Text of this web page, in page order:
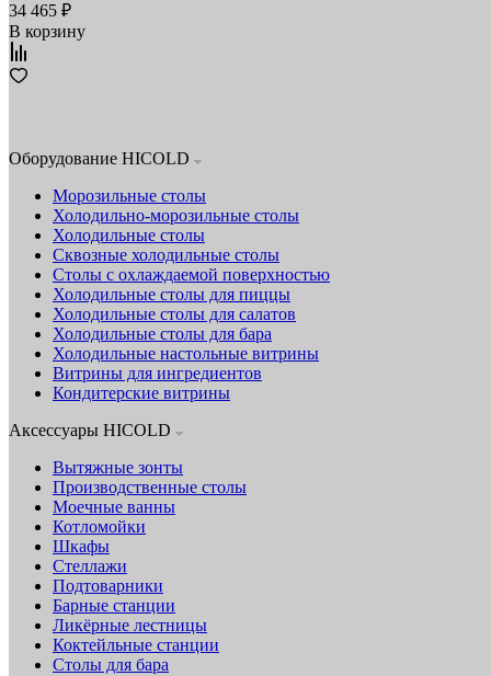
34 465 ₽
В корзину
Оборудование HICOLD
Морозильные столы
Холодильно-морозильные столы
Холодильные столы
Сквозные холодильные столы
Столы с охлаждаемой поверхностью
Холодильные столы для пиццы
Холодильные столы для салатов
Холодильные столы для бара
Холодильные настольные витрины
Витрины для ингредиентов
Кондитерские витрины
Аксессуары HICOLD
Вытяжные зонты
Производственные столы
Моечные ванны
Котломойки
Шкафы
Стеллажи
Подтоварники
Барные станции
Ликёрные лестницы
Коктейльные станции
Столы для бара